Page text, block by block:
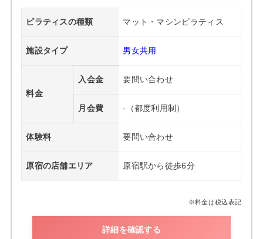
ピラティスの種類 マット・マシンピラティス
施設タイプ 男女共用
料金
入会金 要問い合わせ
月会費 -（都度利用制）
体験料 要問い合わせ
原宿の店舗エリア 原宿駅から徒歩6分
※料金は税込表記
詳細を確認する